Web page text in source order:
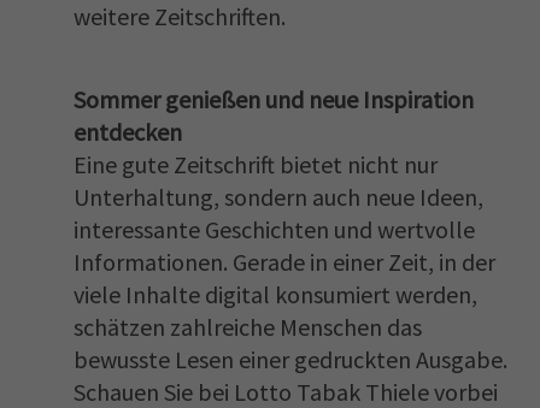
weitere Zeitschriften.
Sommer genießen und neue Inspiration
entdecken
Eine gute Zeitschrift bietet nicht nur
Unterhaltung, sondern auch neue Ideen,
interessante Geschichten und wertvolle
Informationen. Gerade in einer Zeit, in der
viele Inhalte digital konsumiert werden,
schätzen zahlreiche Menschen das
bewusste Lesen einer gedruckten Ausgabe.
Schauen Sie bei Lotto Tabak Thiele vorbei